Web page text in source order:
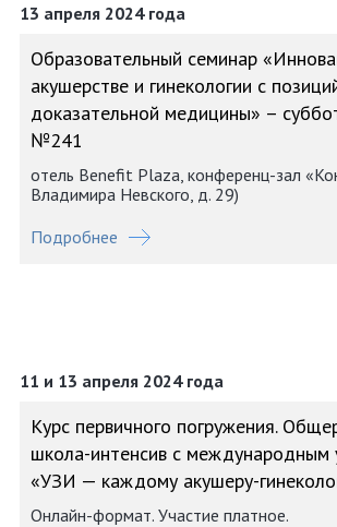
13 апреля 2024 года
Образовательный семинар
акушерстве и гинекологии с
доказательной медицины» –
№241
отель Benefit Plaza, конференц-зал
Владимира Невского, д. 29)
Подробнее
11 и 13 апреля 2024 года
Курс первичного погружения.
школа-интенсив с международным
«УЗИ — каждому акушеру-
Онлайн-формат. Участие платное.